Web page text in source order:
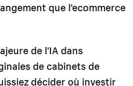
que l'ecommerce
de l'IA dans
de cabinets de
décider où investir